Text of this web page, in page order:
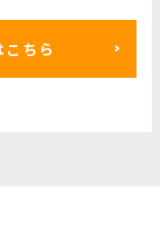
ちら